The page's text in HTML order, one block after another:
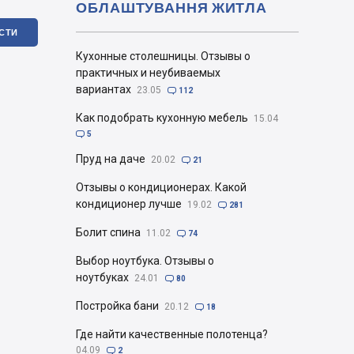
Кухонные столешницы. Отзывы о
практичных и неубиваемых
вариантах 23.05  112
Как подобрать кухонную мебель 15.04
 5
Пруд на даче 20.02  21
Отзывы о кондиционерах. Какой
кондиционер лучше
19.02  281
Болит спина 11.02  74
Выбор ноутбука. Отзывы о
ноутбуках 24.01  80
Постройка бани 20.12  18
Где найти качественные полотенца?
04.09  2
ОБЛАШТУВАННЯ ЖИТЛА